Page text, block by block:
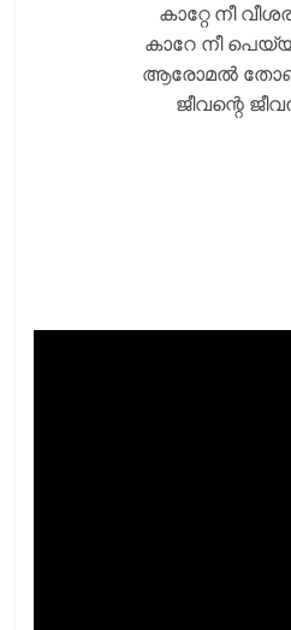
കാറ്റേ നീ
കാറേ നീ
ആരോമല്‍
ജീവന്റെ